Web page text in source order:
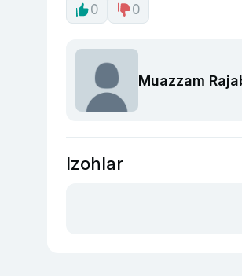
0 0
Muazzam
Izohlar